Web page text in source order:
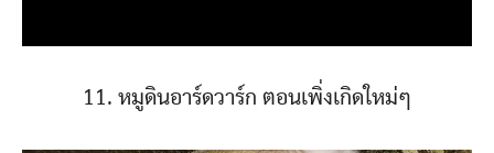
11. หมูดินอาร์ดวาร์ก ตอนเพิ่งเกิดใหม่ๆ